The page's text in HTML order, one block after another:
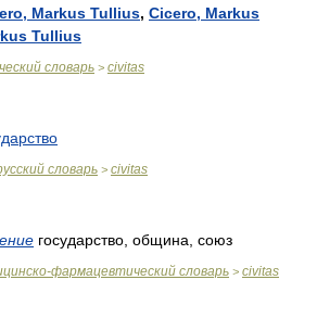
Markus Tullius, Cicero, Markus
Tullius
словарь > civitas
словарь > civitas
государство, община, союз
фармацевтический словарь > civitas